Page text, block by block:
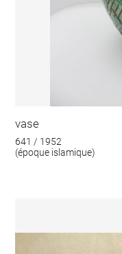
vase
641 / 1952
(époque islamique)